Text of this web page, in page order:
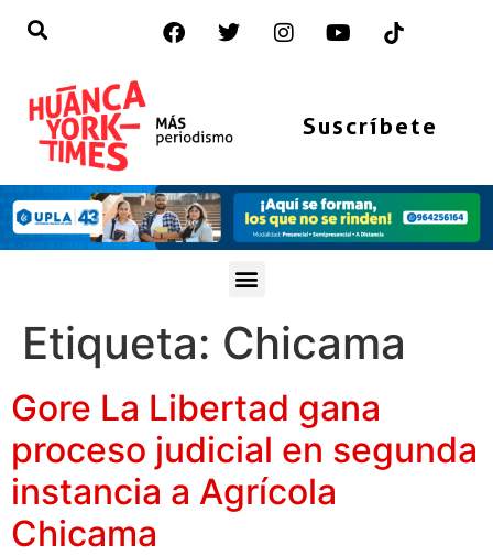
Suscríbete
Etiqueta: Chicama
Gore La Libertad gana
proceso judicial en segunda
instancia a Agrícola
Chicama